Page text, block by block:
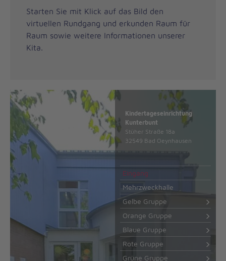
Starten Sie mit Klick auf das Bild den
virtuellen Rundgang und erkunden Raum für
Raum sowie weitere Informationen unserer
Kita.